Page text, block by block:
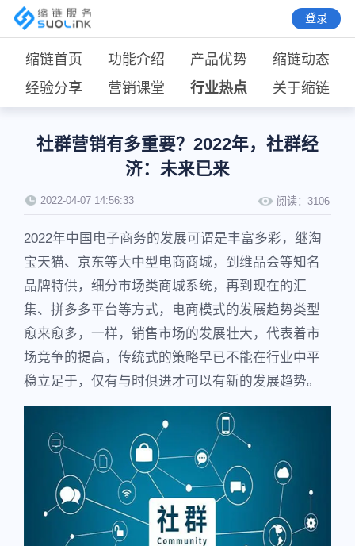
登录
缩链首页 功能介绍 产品优势
缩链动态
经验分享
营销课堂 行业热点 关于缩链
社群营销有多重要？2022年，社群经
济：未来已来
2022-04-07 14:56:33 阅读： 3106
2022年中国电子商务的发展可谓是丰富多彩，继淘
宝天猫、京东等大中型电商商城，到维品会等知名
品牌特供，细分市场类商城系统，再到现在的汇
集、拼多多平台等方式，电商模式的发展趋势类型
愈来愈多，一样，销售市场的发展壮大，代表着市
场竞争的提高，传统式的策略早已不能在行业中平
稳立足于，仅有与时俱进才可以有新的发展趋势。